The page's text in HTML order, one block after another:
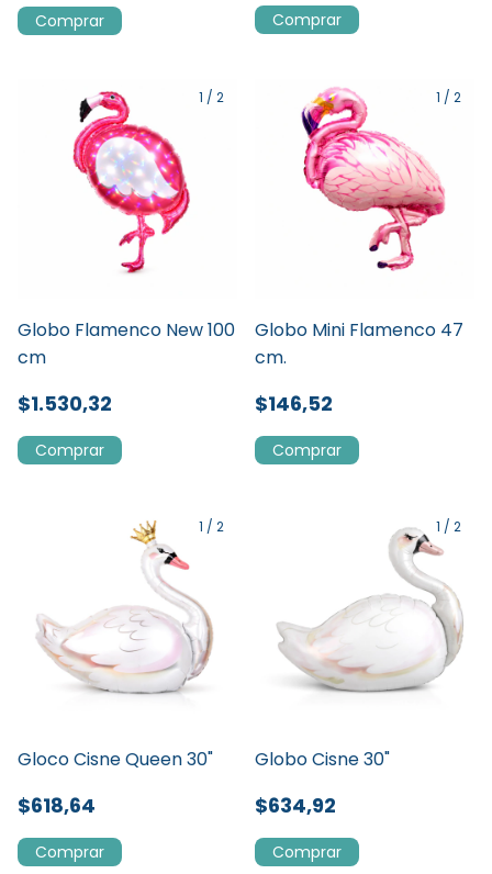
Comprar
1 / 2
Globo Flamenco New 100
cm
$1.530,32
1 / 2
Globo Mini Flamenco 47
cm.
$146,52
1 / 2
Gloco Cisne Queen 30"
$618,64
1 / 2
Globo Cisne 30"
$634,92